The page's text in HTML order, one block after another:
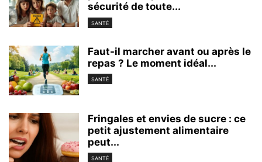
sécurité de toute...
SANTÉ
Faut-il marcher avant ou après le
repas ? Le moment idéal...
SANTÉ
Fringales et envies de sucre : ce
petit ajustement alimentaire
peut...
SANTÉ